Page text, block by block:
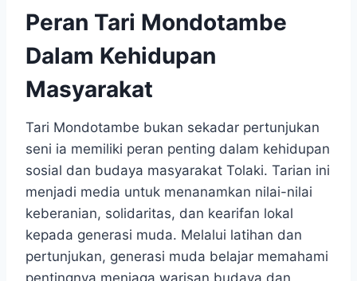
Peran Tari Mondotambe
Dalam Kehidupan
Masyarakat
Tari Mondotambe bukan sekadar pertunjukan
seni ia memiliki peran penting dalam kehidupan
sosial dan budaya masyarakat Tolaki. Tarian ini
menjadi media untuk menanamkan nilai-nilai
keberanian, solidaritas, dan kearifan lokal
kepada generasi muda. Melalui latihan dan
pertunjukan, generasi muda belajar memahami
pentingnya menjaga warisan budaya dan